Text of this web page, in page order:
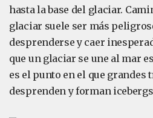
hasta la base del glaciar.
glaciar suele ser más
desprenderse y caer
que un glaciar se une al mar
es el punto en el que grandes
desprenden y forman